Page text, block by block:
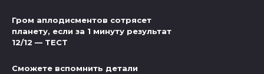
Гром аплодисментов сотрясет
планету, если за 1 минуту результат
12/12 — ТЕСТ
Сможете вспомнить детали